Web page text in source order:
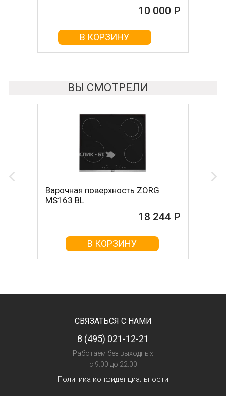
10 000 Р
В КОРЗИНУ
10 000 Р
В КОРЗИНУ
ВЫ СМОТРЕЛИ
Варочная поверхность ZORG
MS163 BL
18 244 Р
В КОРЗИНУ
СВЯЗАТЬСЯ С НАМИ
8 (495) 021-12-21
Работаем без выходных
с 9:00 до 22:00
Политика конфиденциальности